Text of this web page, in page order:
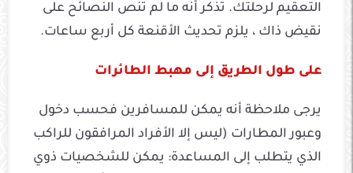
التعقيم لرحلتك. تذكر أنه ما لم تنص النصائح على
نقيض ذاك ، يلزم تحديث الأقنعة كل أربع ساعات.
على طول الطريق إلى مهبط الطائرات
يرجى ملاحظة أنه يمكن للمسافرين فحسب دخول
وعبور المطارات (ليس إلا الأفراد المرافقون للراكب
الذي يتطلب إلى المساعدة: يمكن للشخصيات ذوي